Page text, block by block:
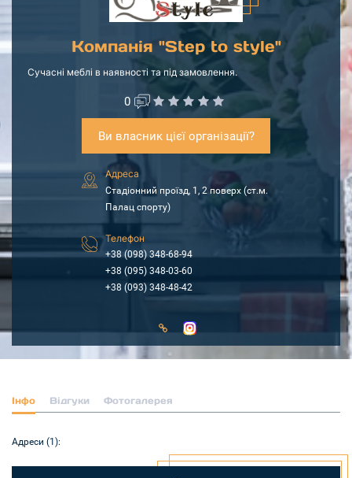
Компанія "Step to style"
Сучасні меблі в наявності та під замовлення.
0
Ви власник цієї організації?
Адреса
Стадіонний проїзд, 1, 2 поверх (ст.м.
Палац спорту)
Телефон
+38 (098) 348-68-94
+38 (095) 348-03-60
+38 (093) 348-48-42
Інфо Відгуки Фотогалерея
Адреси (1):